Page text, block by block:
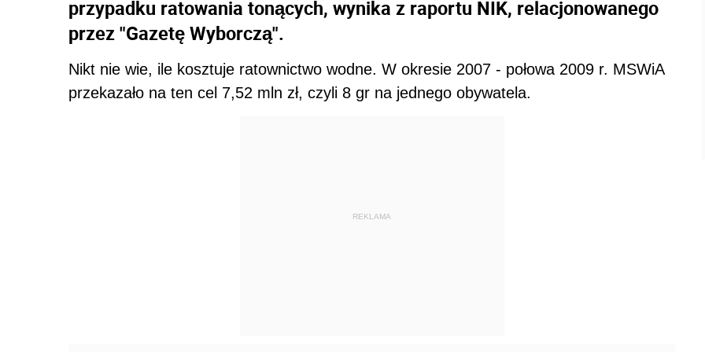
przypadku ratowania tonących, wynika z raportu NIK, relacjonowanego
przez "Gazetę Wyborczą".
Nikt nie wie, ile kosztuje ratownictwo wodne. W okresie 2007 - połowa 2009 r. MSWiA
przekazało na ten cel 7,52 mln zł, czyli 8 gr na jednego obywatela.
REKLAMA